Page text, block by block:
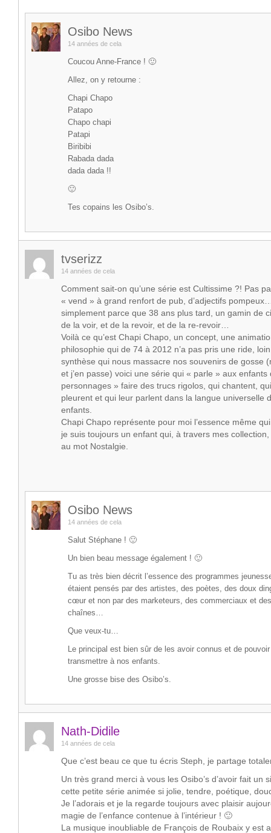
Osibo News
14 années de cela
Coucou Anne-France ! 🙂
Allez, on y retourne :
Chapi Chapo
Patapo
Chapo chapi
Patapi
Biribibi
Rabada dada
dada dada !!
🙂
Tes copains les Osibo’s.
tvserizz
14 années de cela
Comment sait-on qu’une série est Cultissime ?! Pas
« vend » à grand renfort de pub, d’adjectifs
simplement parce que 38 ans plus tard, un gamin de
de la voir, et de la revoir, et de la re-revoir…
Voilà ce qu’est Chapi Chapo, un concept, une
philosophie qui de 74 à 2012 n’a pas pris une ride,
synthèse qui nous massacre nos souvenirs de gosse
et j’en passe) voici une série qui « parle » aux enfants
personnages » faire des trucs rigolos, qui chantent,
pleurent et qui leur parlent dans la langue universelle
enfants.
Chapi Chapo représente pour moi l’essence même
je suis toujours un enfant qui, à travers mes
au mot Nostalgie.
Osibo News
14 années de cela
Salut Stéphane ! 🙂
Un bien beau message également ! 🙂
Tu as très bien décrit l’essence des programmes
étaient pensés par des artistes, des poètes, des doux
cœur et non par des marketeurs, des commerciaux et
chaînes…
Que veux-tu…
Le principal est bien sûr de les avoir connus et de
transmettre à nos enfants.
Une grosse bise des Osibo’s.
Nath-Didile
14 années de cela
Que c’est beau ce que tu écris Steph, je partage
Un très grand merci à vous les Osibo’s d’avoir fait un
cette petite série animée si jolie, tendre, poétique,
Je l’adorais et je la regarde toujours avec plaisir
magie de l’enfance contenue à l’intérieur ! 🙂
La musique inoubliable de François de Roubaix y est